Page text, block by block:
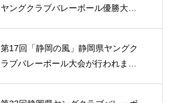
ヤングクラブバレーボール優勝大会
第17回「静岡の風」静岡県ヤングク
ラブバレーボール大会が行われまし